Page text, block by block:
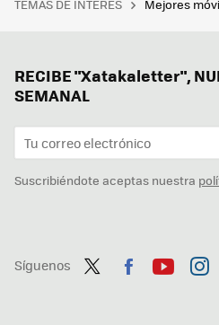
TEMAS DE INTERÉS Mejores
RECIBE "Xatakaletter",
SEMANAL
Suscribiéndote aceptas nuestra
Síguenos